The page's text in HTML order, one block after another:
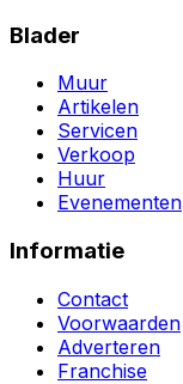
Blader
Muur
Artikelen
Servicen
Verkoop
Huur
Evenementen
Informatie
Contact
Voorwaarden
Adverteren
Franchise